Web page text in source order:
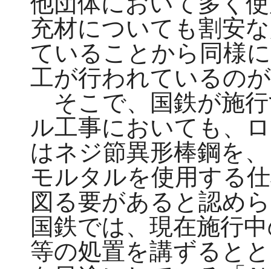
充材についても割安
ていることから同様
工が行われているの
そこで、国鉄が施
ル工事においても、
はネジ節異形棒鋼を
モルタルを使用する
図る要があると認め
国鉄では、現在施行
等の処置を講ずると